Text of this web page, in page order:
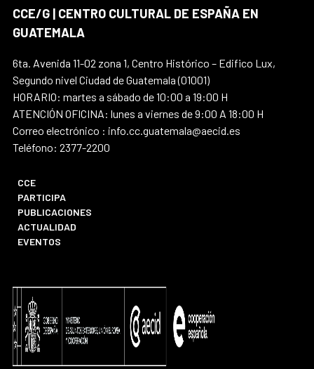
CCE/G | CENTRO CULTURAL DE ESPAÑA EN
GUATEMALA
6ta. Avenida 11-02 zona 1, Centro Histórico – Edifico Lux,
Segundo nivel Ciudad de Guatemala (01001)
HORARIO: martes a sábado de 10:00 a 19:00 H
ATENCIÓN OFICINA: lunes a viernes de 9:00 A 18:00 H
Correo electrónico : info.cc.guatemala@aecid.es
Teléfono: 2377-2200
CCE
PARTICIPA
PUBLICACIONES
ACTUALIDAD
EVENTOS